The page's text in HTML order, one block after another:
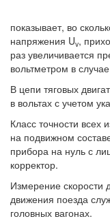
показывает, во
напряжения Uv,
раз увеличивается
вольтметром в
В цепи тяговых
в вольтах с учетом
Класс точности
на подвижном
прибора на нуль с
корректор.
Измерение скорости
движения поезда
головных вагонах.